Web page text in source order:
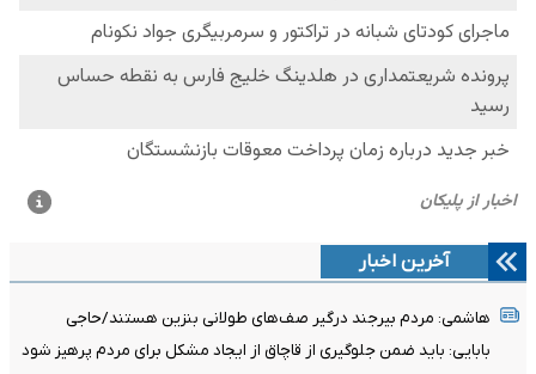
آخرین اخبار
هاشمی: مردم بیرجند درگیر صف‌های طولانی بنزین هستند/حاجی
بابایی: باید ضمن جلوگیری از قاچاق از ایجاد مشکل برای مردم پرهیز شود